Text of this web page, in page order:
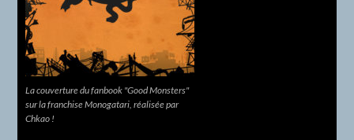
La couverture du fanbook "Good Monsters"
sur la franchise Monogatari, réalisée par
Chkao !